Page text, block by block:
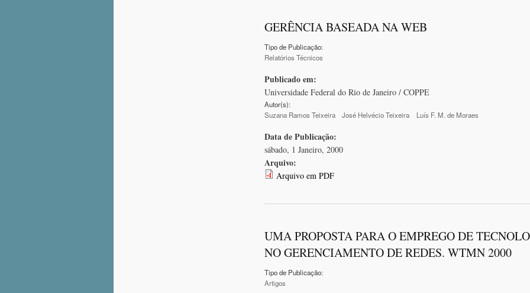
GERÊNCIA BASEADA NA WEB
Tipo de Publicação:
Relatórios Técnicos
Publicado em:
Universidade Federal do Rio de Janeiro / COPPE
Autor(s):
Suzana Ramos Teixeira
José Helvécio Teixeira Luís F. M. de Moraes
Data de Publicação:
sábado, 1 Janeiro, 2000
Arquivo:
Arquivo em PDF
UMA PROPOSTA PARA O EMPREGO DE
NO GERENCIAMENTO DE REDES. WTMN 2000
Tipo de Publicação:
Artigos